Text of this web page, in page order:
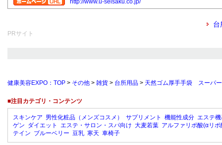
http://www.u-seisaku.co.jp/
台
PRサイト
健康美容EXPO：TOP > その他 > 雑貨 > 台所用品 > 天然ゴム厚手手袋 スーパ
■注目カテゴリ・コンテンツ
スキンケア 男性化粧品（メンズコスメ） サプリメント 機能性成分 エステ
ゲン ダイエット エステ・サロン・スパ向け 大麦若葉 アルファリポ酸(αリポ
テイン ブルーベリー 豆乳 寒天 車椅子